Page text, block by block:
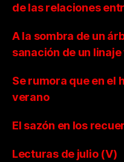
de las relaciones
A la sombra de un
sanación de un
Se rumora que en el
verano
El sazón en los
Lecturas de julio (V)